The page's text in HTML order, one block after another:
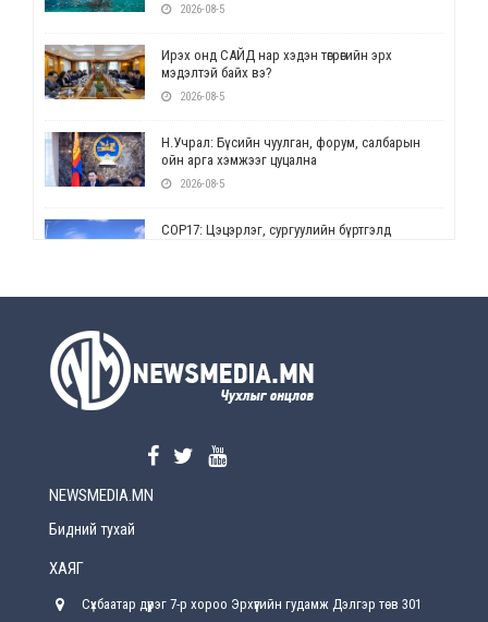
2026-08-5
Ирэх онд САЙД нар хэдэн төгрөгийн эрх
мэдэлтэй байх вэ?
2026-08-5
Н.Учрал: Бүсийн чуулган, форум, салбарын
ойн арга хэмжээг цуцална
2026-08-5
СОР17: Цэцэрлэг, сургуулийн бүртгэлд
2026-08-5
2026-08-5
хүрсэн өгөөжөөрөө ажлаа үнэлж, хэрэгжилтээ
NEWSMEDIA.MN
Бидний тухай
ХАЯГ
Сүхбаатар дүүрэг 7-р хороо Эрхүүгийн гудамж Дэлгэр төв 301